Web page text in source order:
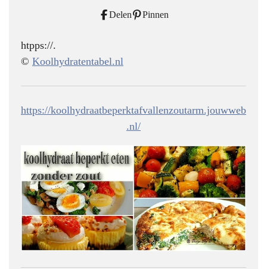
Delen Pinnen
htpps://.
© Koolhydratentabel.nl
https://koolhydraatbeperktafvallenzoutarm.jouwweb
.nl/